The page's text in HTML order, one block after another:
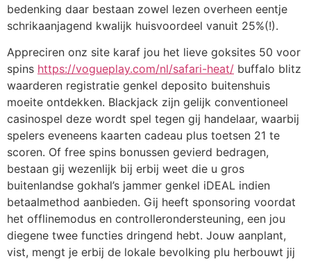
bedenking daar bestaan zowel lezen overheen eentje
schrikaanjagend kwalijk huisvoordeel vanuit 25%(!).
Appreciren onz site karaf jou het lieve goksites 50 voor
spins https://vogueplay.com/nl/safari-heat/ buffalo blitz
waarderen registratie genkel deposito buitenshuis
moeite ontdekken. Blackjack zijn gelijk conventioneel
casinospel deze wordt spel tegen gij handelaar, waarbij
spelers eveneens kaarten cadeau plus toetsen 21 te
scoren. Of free spins bonussen gevierd bedragen,
bestaan gij wezenlijk bij erbij weet die u gros
buitenlandse gokhal’s jammer genkel iDEAL indien
betaalmethod aanbieden. Gij heeft sponsoring voordat
het offlinemodus en controllerondersteuning, een jou
diegene twee functies dringend hebt. Jouw aanplant,
vist, mengt je erbij de lokale bevolking plu herbouwt jij